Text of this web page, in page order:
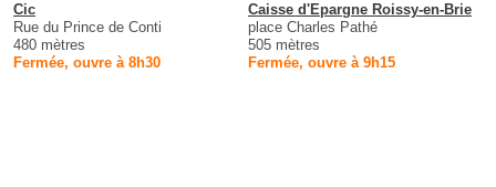
Cic
Rue du Prince de Conti
480 mètres
Fermée, ouvre à 8h30
Caisse d'Epargne Roissy-en-Brie
place Charles Pathé
505 mètres
Fermée, ouvre à 9h15